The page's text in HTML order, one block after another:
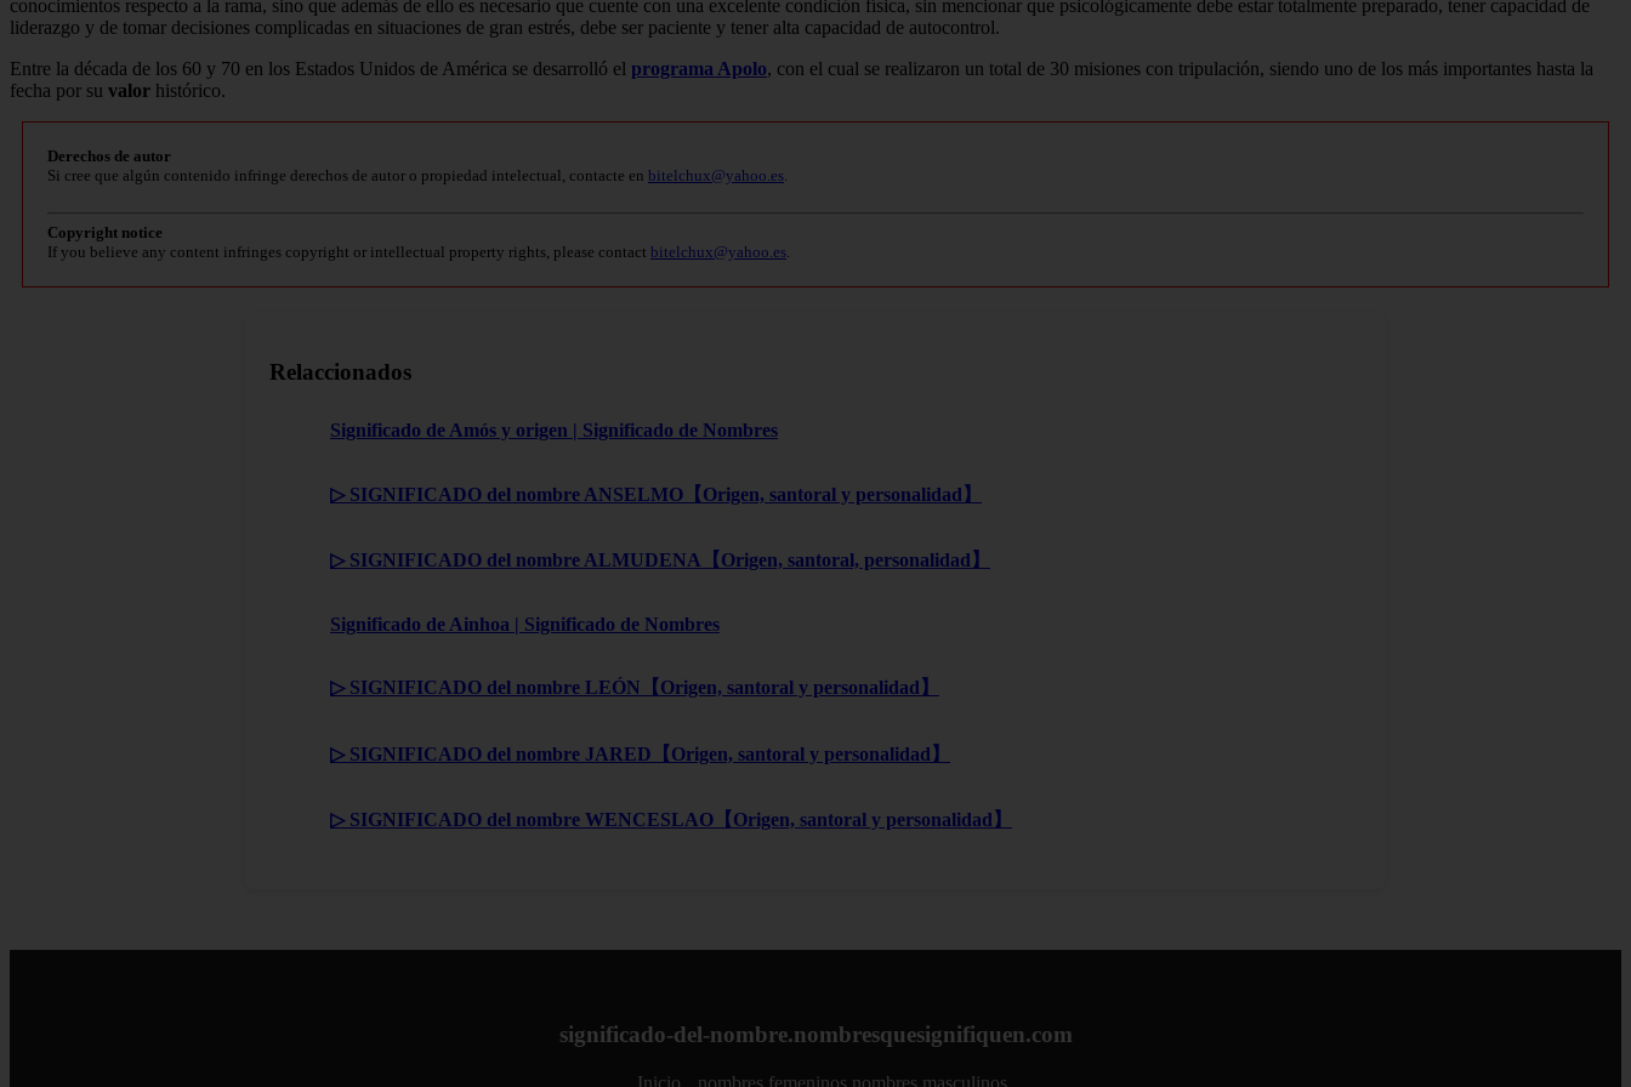
conocimientos respecto a la rama, sino que además de ello es necesario que cuente con una excelente condición física, sin mencionar que psicológicamente debe estar totalmente preparado, tener capacidad de
liderazgo y de tomar decisiones complicadas en situaciones de gran estrés, debe ser paciente y tener alta capacidad de autocontrol.
Entre la década de los 60 y 70 en los Estados Unidos de América se desarrolló el programa Apolo, con el cual se realizaron un total de 30 misiones con tripulación, siendo uno de los más importantes hasta la
fecha por su valor histórico.
Derechos de autor
Si cree que algún contenido infringe derechos de autor o propiedad intelectual, contacte en bitelchux@yahoo.es
Copyright notice
If you believe any content infringes copyright or intellectual property rights, please contact bitelchux@yahoo.es
Relaccionados
Significado de Amós y origen | Significado de Nombres
▷ SIGNIFICADO del nombre ANSELMO【Origen, santoral y personalidad】
▷ SIGNIFICADO del nombre ALMUDENA【Origen, santoral, personalidad】
Significado de Ainhoa | Significado de Nombres
▷ SIGNIFICADO del nombre LEÓN【Origen, santoral y personalidad】
▷ SIGNIFICADO del nombre JARED【Origen, santoral y personalidad】
▷ SIGNIFICADO del nombre WENCESLAO【Origen, santoral y personalidad】
significado-del-nombre.nombresquesignifiquen.com
Inicio nombres femeninos nombres masculinos